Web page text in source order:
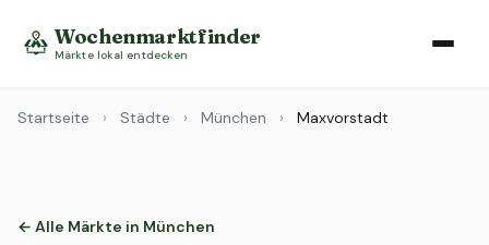
Wochenmarktfinder
Märkte lokal entdecken
Startseite › Städte › München › Maxvorstadt
← Alle Märkte in München